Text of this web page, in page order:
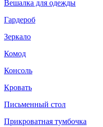
Вешалка для одежды
Гардероб
Зеркало
Комод
Консоль
Кровать
Письменный стол
Прикроватная тумбочка